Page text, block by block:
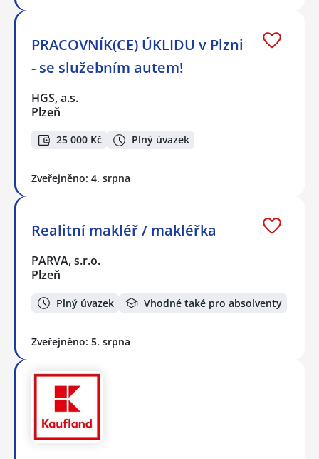
PRACOVNÍK(CE) ÚKLIDU v Plzni
- se služebním autem!
HGS, a.s.
Plzeň
25 000 Kč Plný úvazek
Zveřejněno: 4. srpna
Realitní makléř / makléřka
PARVA, s.r.o.
Plzeň
Plný úvazek Vhodné také pro absolventy
Zveřejněno: 5. srpna